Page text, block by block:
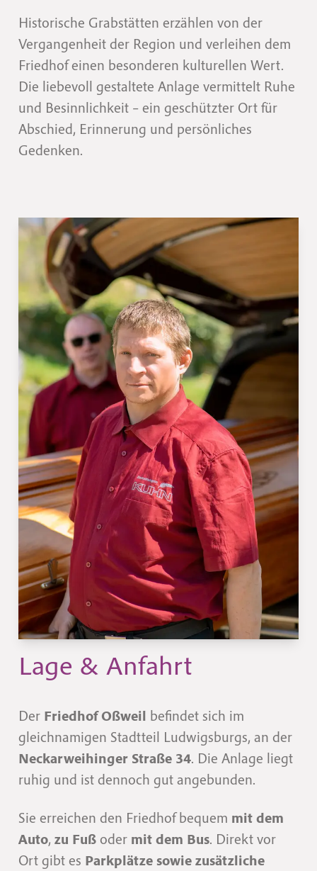
Historische Grabstätten erzählen von der
Vergangenheit der Region und verleihen dem
Friedhof einen besonderen kulturellen Wert.
Die liebevoll gestaltete Anlage vermittelt Ruhe
und Besinnlichkeit – ein geschützter Ort für
Abschied, Erinnerung und persönliches
Gedenken.
Lage & Anfahrt
Der Friedhof Oßweil befindet sich im
gleichnamigen Stadtteil Ludwigsburgs, an der
Neckarweihinger Straße 34. Die Anlage liegt
ruhig und ist dennoch gut angebunden.
Sie erreichen den Friedhof bequem mit dem
Auto, zu Fußoder mit dem Bus. Direkt vor
Ort gibt es Parkplätze sowie zusätzliche